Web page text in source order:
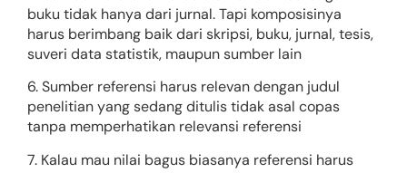
buku tidak hanya dari jurnal. Tapi komposisinya
harus berimbang baik dari skripsi, buku, jurnal, tesis,
suveri data statistik, maupun sumber lain
6. Sumber referensi harus relevan dengan judul
penelitian yang sedang ditulis tidak asal copas
tanpa memperhatikan relevansi referensi
7. Kalau mau nilai bagus biasanya referensi harus